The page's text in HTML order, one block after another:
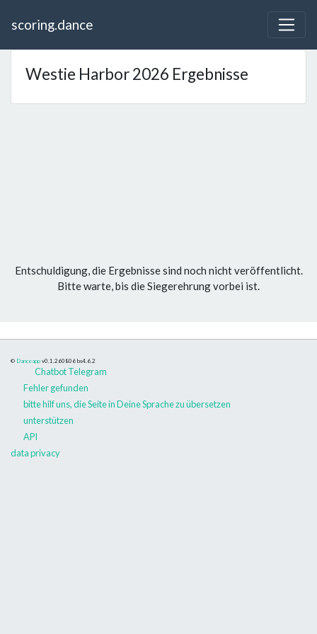
scoring.dance
Westie Harbor 2026 Ergebnisse
Entschuldigung, die Ergebnisse sind noch nicht veröffentlicht.
Bitte warte, bis die Siegerehrung vorbei ist.
© Danceapp v0.1.260806 bs4.6.2
Chatbot Telegram
Fehler gefunden
bitte hilf uns, die Seite in Deine Sprache zu übersetzen
unterstützen
API
data privacy